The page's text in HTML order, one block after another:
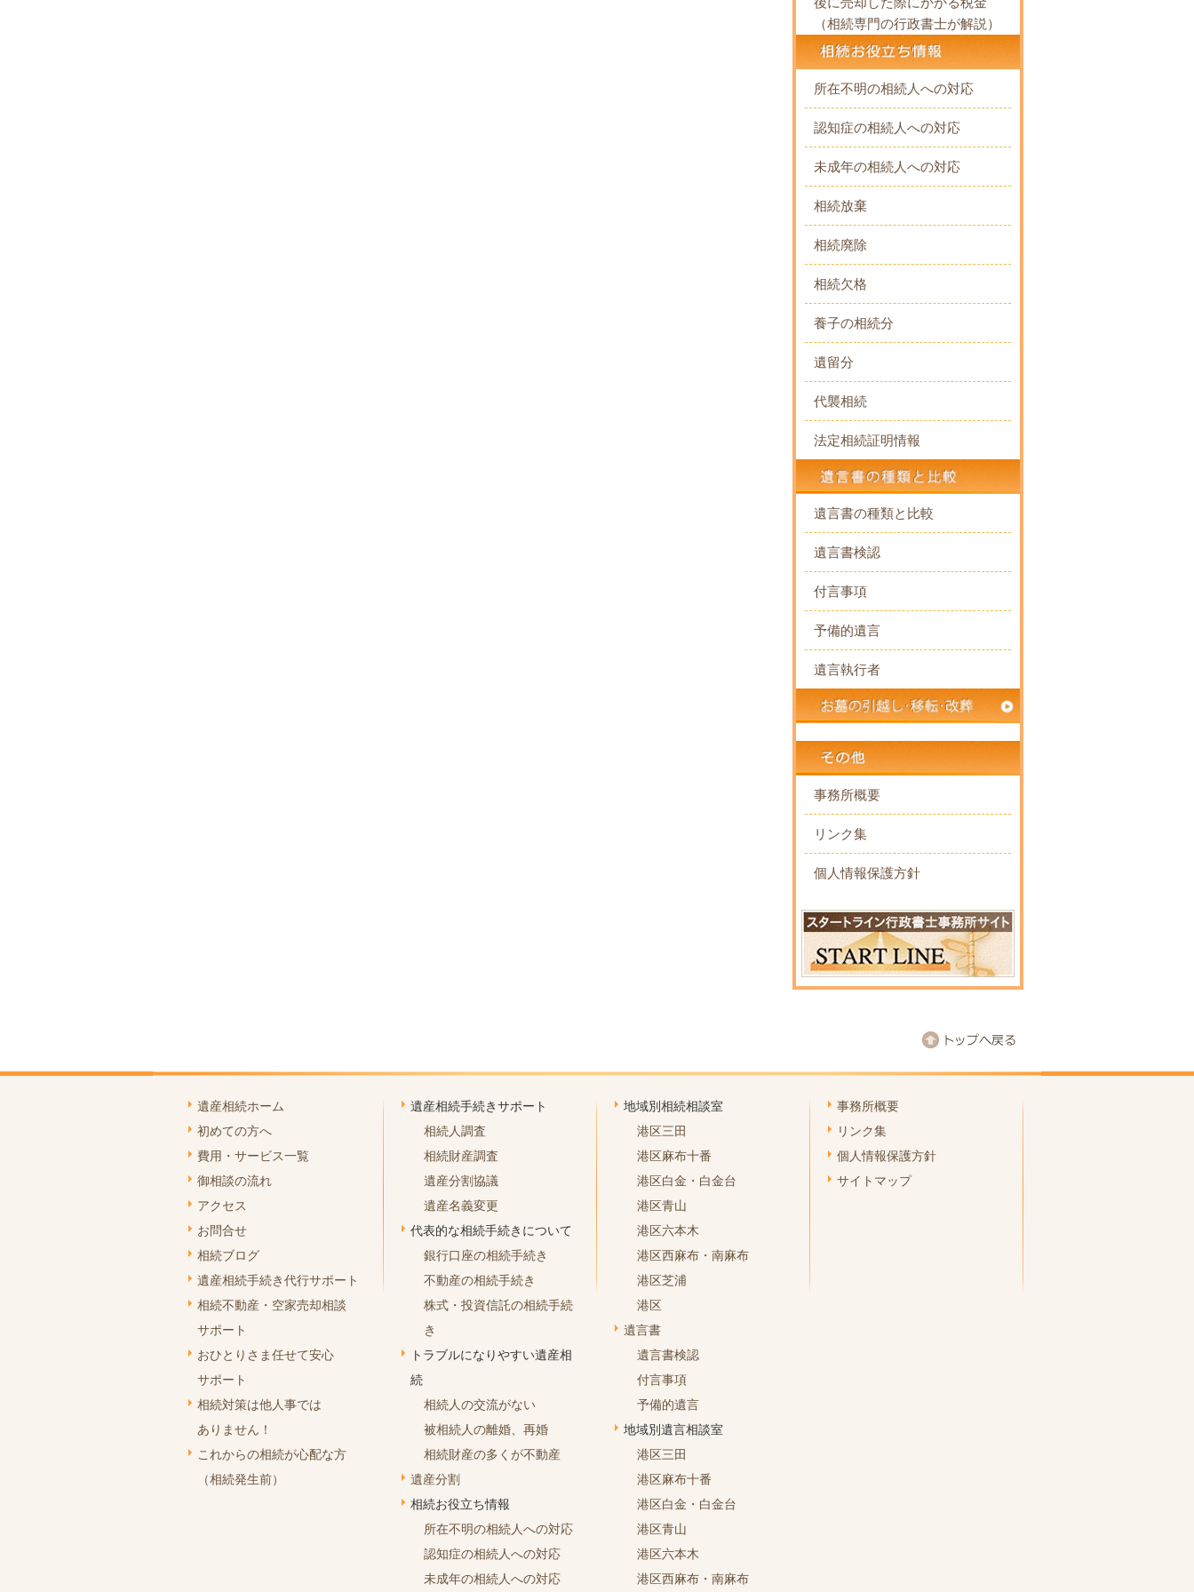
（相続専門の行政書士が解説）
所在不明の相続人への対応
認知症の相続人への対応
未成年の相続人への対応
相続放棄
相続廃除
相続欠格
養子の相続分
遺留分
代襲相続
法定相続証明情報
遺言書の種類と比較
遺言書検認
付言事項
予備的遺言
遺言執行者
事務所概要
リンク集
個人情報保護方針
遺産相続ホーム
初めての方へ
費用・サービス一覧
御相談の流れ
アクセス
お問合せ
相続ブログ
遺産相続手続き代行サポート
相続不動産・空家売却相談
サポート
おひとりさま任せて安心
サポート
相続対策は他人事では
ありません！
これからの相続が心配な方
（相続発生前）
遺産相続手続きサポート
相続人調査
相続財産調査
遺産分割協議
遺産名義変更
代表的な相続手続きについて
銀行口座の相続手続き
不動産の相続手続き
株式・投資信託の相続手続
き
トラブルになりやすい遺産相
続
相続人の交流がない
被相続人の離婚、再婚
相続財産の多くが不動産
遺産分割
相続お役立ち情報
所在不明の相続人への対応
認知症の相続人への対応
未成年の相続人への対応
地域別相続相談室
港区三田
港区麻布十番
港区白金・白金台
港区青山
港区六本木
港区西麻布・南麻布
港区芝浦
港区
遺言書
遺言書検認
付言事項
予備的遺言
地域別遺言相談室
港区三田
港区麻布十番
港区白金・白金台
港区青山
港区六本木
港区西麻布・南麻布
事務所概要
リンク集
個人情報保護方針
サイトマップ